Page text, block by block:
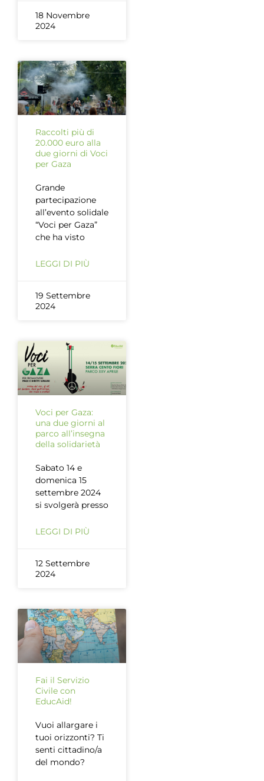
18 Novembre
2024
Raccolti più di
20.000 euro alla
due giorni di Voci
per Gaza
Grande
partecipazione
all’evento solidale
“Voci per Gaza”
che ha visto
LEGGI DI PIÙ
19 Settembre
2024
Voci per Gaza:
una due giorni al
parco all’insegna
della solidarietà
Sabato 14 e
domenica 15
settembre 2024
si svolgerà presso
LEGGI DI PIÙ
12 Settembre
2024
Fai il Servizio
Civile con
EducAid!
Vuoi allargare i
tuoi orizzonti? Ti
senti cittadino/a
del mondo?